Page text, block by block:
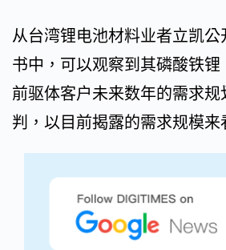
从台湾锂电池材料业者立凯公
书中，可以观察到其磷酸铁
前驱体客户未来数年的需求
判，以目前揭露的需求规模来